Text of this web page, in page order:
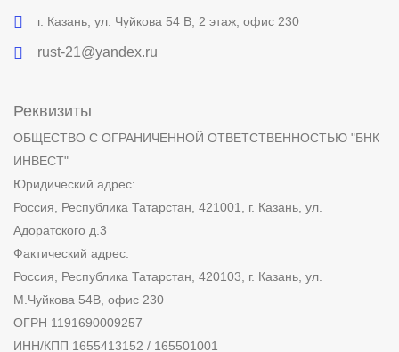
г. Казань, ул. Чуйкова 54 В, 2 этаж, офис 230
rust-21@yandex.ru
Реквизиты
ОБЩЕСТВО С ОГРАНИЧЕННОЙ ОТВЕТСТВЕННОСТЬЮ "БНК
ИНВЕСТ"
Юридический адрес:
Россия, Республика Татарстан, 421001, г. Казань, ул.
Адоратского д.3
Фактический адрес:
Россия, Республика Татарстан, 420103, г. Казань, ул.
М.Чуйкова 54В, офис 230
ОГРН 1191690009257
ИНН/КПП 1655413152 / 165501001